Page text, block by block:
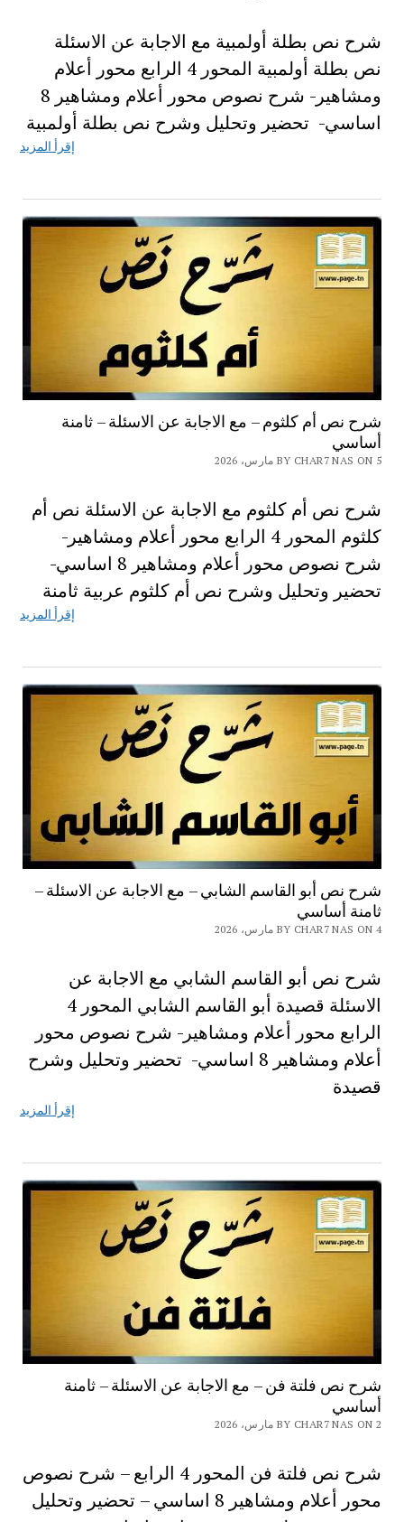
شرح نص بطلة أولمبية مع الاجابة عن الاسئلة
نص بطلة أولمبية المحور 4 الرابع محور أعلام
ومشاهير- شرح نصوص محور أعلام ومشاهير 8
اساسي- تحضير وتحليل وشرح نص بطلة أولمبية
إقرأ المزيد
شرح نص أم كلثوم – مع الاجابة عن الاسئلة – ثامنة
أساسي
BY CHAR7 NAS ON 5 مارس، 2026
شرح نص أم كلثوم مع الاجابة عن الاسئلة نص أم
كلثوم المحور 4 الرابع محور أعلام ومشاهير-
شرح نصوص محور أعلام ومشاهير 8 اساسي-
تحضير وتحليل وشرح نص أم كلثوم عربية ثامنة
إقرأ المزيد
شرح نص أبو القاسم الشابي – مع الاجابة عن الاسئلة –
ثامنة أساسي
BY CHAR7 NAS ON 4 مارس، 2026
شرح نص أبو القاسم الشابي مع الاجابة عن
الاسئلة قصيدة أبو القاسم الشابي المحور 4
الرابع محور أعلام ومشاهير- شرح نصوص محور
أعلام ومشاهير 8 اساسي- تحضير وتحليل وشرح
قصيدة
إقرأ المزيد
شرح نص فلتة فن – مع الاجابة عن الاسئلة – ثامنة
أساسي
BY CHAR7 NAS ON 2 مارس، 2026
شرح نص فلتة فن المحور 4 الرابع – شرح نصوص
محور أعلام ومشاهير 8 اساسي – تحضير وتحليل